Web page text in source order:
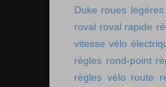
Duke roues légères
roval roval rapide
vitesse vélo
règles rond-point
règles vélo route